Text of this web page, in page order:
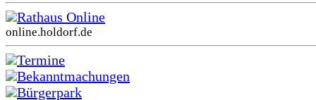
Rathaus Online
online.holdorf.de
Termine
Bekanntmachungen
Bürgerpark